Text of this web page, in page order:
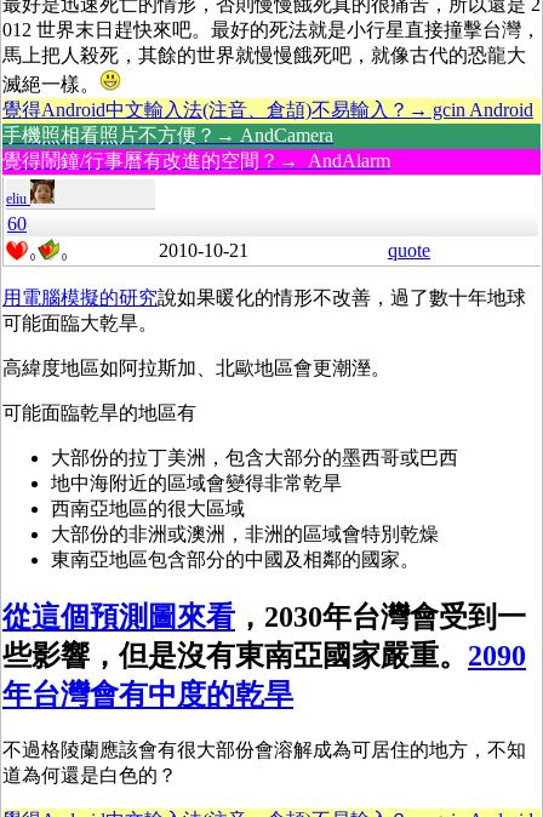
最好是迅速死亡的情形，否則慢慢餓死真的很痛苦，所以還是 2
012 世界末日趕快來吧。最好的死法就是小行星直接撞擊台灣，
馬上把人殺死，其餘的世界就慢慢餓死吧，就像古代的恐龍大
滅絕一樣。
覺得Android中文輸入法(注音、倉頡)不易輸入？→ gcin Android
手機照相看照片不方便？→ AndCamera
覺得鬧鐘/行事曆有改進的空間？→ AndAlarm
eliu
60
0 0 2010-10-21 quote
用電腦模擬的研究說如果暖化的情形不改善，過了數十年地球
可能面臨大乾旱。
高緯度地區如阿拉斯加、北歐地區會更潮溼。
可能面臨乾旱的地區有
大部份的拉丁美洲，包含大部分的墨西哥或巴西
地中海附近的區域會變得非常乾旱
西南亞地區的很大區域
大部份的非洲或澳洲，非洲的區域會特別乾燥
東南亞地區包含部分的中國及相鄰的國家。
從這個預測圖來看 ，2030年台灣會受到一
些影響，但是沒有東南亞國家嚴重。 2090
年台灣會有中度的乾旱
不過格陵蘭應該會有很大部份會溶解成為可居住的地方，不知
道為何還是白色的？